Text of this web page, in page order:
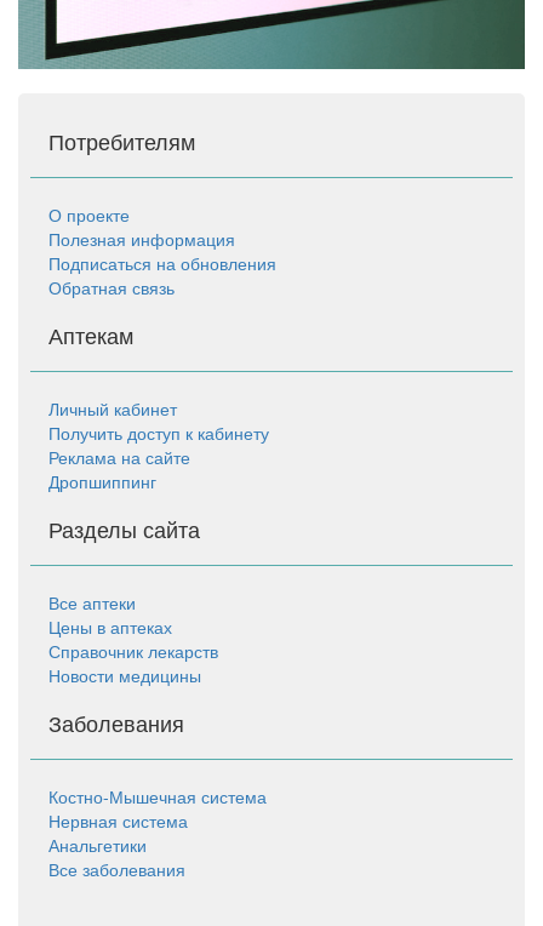
Потребителям
О проекте
Полезная информация
Подписаться на обновления
Обратная связь
Аптекам
Личный кабинет
Получить доступ к кабинету
Реклама на сайте
Дропшиппинг
Разделы сайта
Все аптеки
Цены в аптеках
Справочник лекарств
Новости медицины
Заболевания
Костно-Мышечная система
Нервная система
Анальгетики
Все заболевания